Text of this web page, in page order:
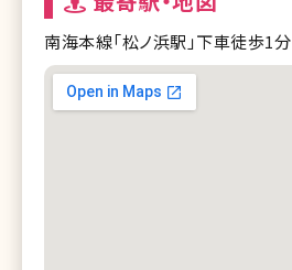
南海本線「松ノ浜駅」下車徒歩1分